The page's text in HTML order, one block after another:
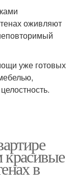
оживляют
уже готовых
в